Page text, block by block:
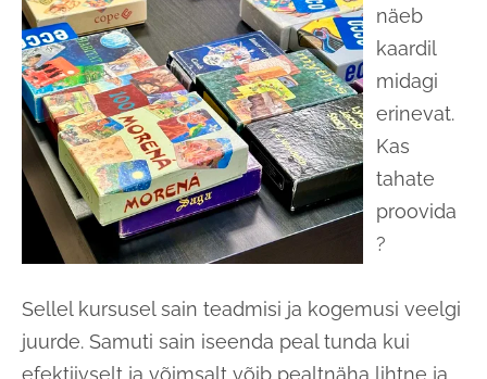
näeb
kaardil
midagi
erinevat.
Kas
tahate
proovida
?
Sellel kursusel sain teadmisi ja kogemusi veelgi
juurde. Samuti sain iseenda peal tunda kui
efektiivselt ja võimsalt võib pealtnäha lihtne ja